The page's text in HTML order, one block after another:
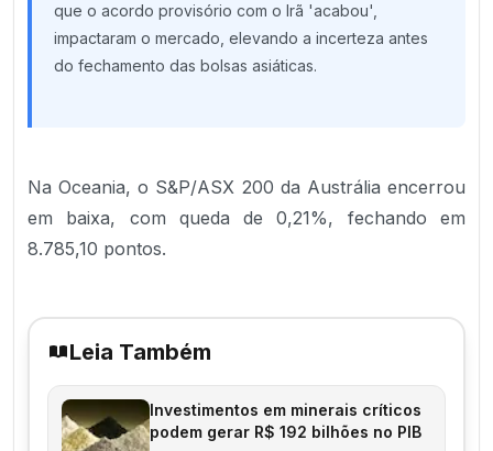
que o acordo provisório com o Irã 'acabou',
impactaram o mercado, elevando a incerteza antes
do fechamento das bolsas asiáticas.
Na Oceania, o S&P/ASX 200 da Austrália encerrou
em baixa, com queda de 0,21%, fechando em
8.785,10 pontos.
Leia Também
Investimentos em minerais críticos
podem gerar R$ 192 bilhões no PIB